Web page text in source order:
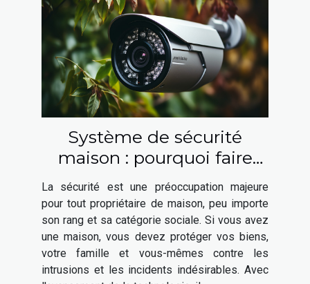
Système de sécurité
maison : pourquoi faire
appel à un expert en
sécurité ?
La sécurité est une préoccupation majeure
pour tout propriétaire de maison, peu importe
son rang et sa catégorie sociale. Si vous avez
une maison, vous devez protéger vos biens,
votre famille et vous-mêmes contre les
intrusions et les incidents indésirables. Avec